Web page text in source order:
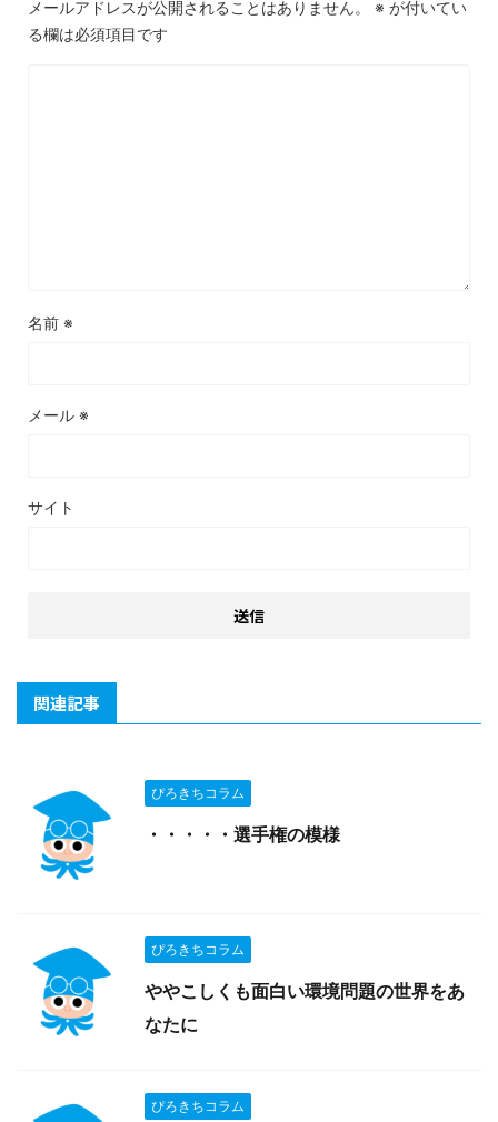
メールアドレスが公開されることはありません。 ※ が付いてい
る欄は必須項目です
名前 ※
メール ※
サイト
関連記事
ぴろきちコラム
・・・・・選手権の模様
ぴろきちコラム
ややこしくも面白い環境問題の世界をあ
なたに
ぴろきちコラム